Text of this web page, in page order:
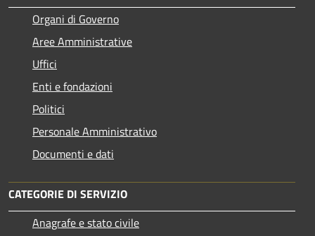
Organi di Governo
Aree Amministrative
Uffici
Enti e fondazioni
Politici
Personale Amministrativo
Documenti e dati
CATEGORIE DI SERVIZIO
Anagrafe e stato civile